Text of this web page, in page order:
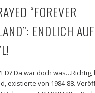
“FOREVER
ENDLICH AUF
Da war doch
existierte von 1984-88.